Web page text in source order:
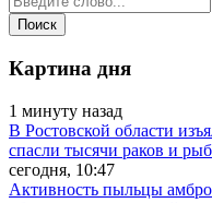
Картина дня
1 минуту назад
В Ростовской области
спасли тысячи раков и рыб
сегодня, 10:47
Активность пыльцы